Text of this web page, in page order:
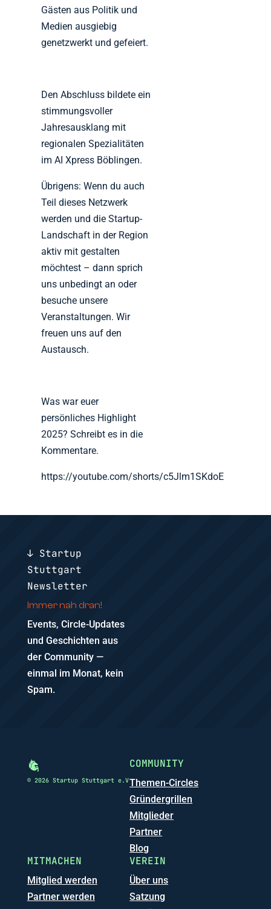
Gästen aus Politik und
Medien ausgiebig
genetzwerkt und gefeiert.
Den Abschluss bildete ein
stimmungsvoller
Jahresausklang mit
regionalen Spezialitäten
im AI Xpress Böblingen.
Übrigens: Wenn du auch
Teil dieses Netzwerk
werden und die Startup-
Landschaft in der Region
aktiv mit gestalten
möchtest – dann sprich
uns unbedingt an oder
besuche unsere
Veranstaltungen. Wir
freuen uns auf den
Austausch.
Was war euer
persönliches Highlight
2025? Schreibt es in die
Kommentare.
https://youtube.com/shorts/c5Jlm1SKdoE
↓ Startup
Stuttgart
Newsletter
Immer nah dran!
Events, Circle-Updates
und Geschichten aus
der Community —
einmal im Monat, kein
Spam.
© 2026 Startup Stuttgart e.V
COMMUNITY
Themen-Circles
Gründergrillen
Mitglieder
Partner
Blog
MITMACHEN
Mitglied werden
Partner werden
VEREIN
Über uns
Satzung